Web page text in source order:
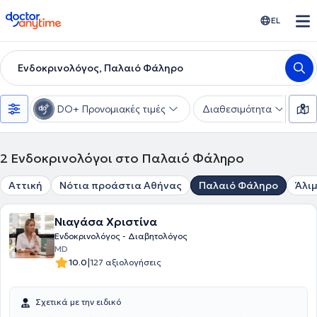
doctoranytime EL
Ενδοκρινολόγος, Παλαιό Φάληρο
DO+ Προνομιακές τιμές Διαθεσιμότητα
2 Ενδοκρινολόγοι στο Παλαιό Φάληρο
Αττική Νότια προάστια Αθήνας Παλαιό Φάληρο
Νιαγάσα Χριστίνα
Ενδοκρινολόγος - Διαβητολόγος
MD
10.0|127 αξιολογήσεις
Σχετικά με την ειδικό